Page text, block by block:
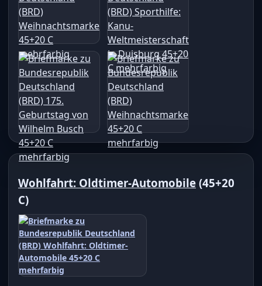
Wohlfahrt: Oldtimer-Automobile (45+20
C)